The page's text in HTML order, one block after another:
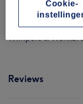
Wimpers &
Reviews
Cookie-